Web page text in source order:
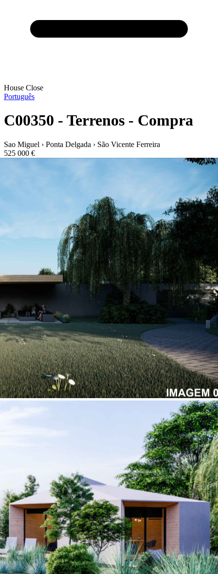
House Close
Português
C00350 - Terrenos - Compra
Sao Miguel › Ponta Delgada › São Vicente Ferreira
525 000 €